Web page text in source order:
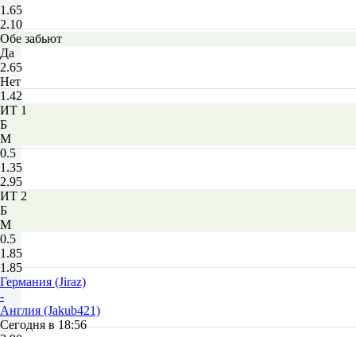
1.65
2.10
Обе забьют
Да
2.65
Нет
1.42
ИТ 1
Б
М
0.5
1.35
2.95
ИТ 2
Б
М
0.5
1.85
1.85
Германия (Jiraz)
-
Англия (Jakub421)
Сегодня в 18:56